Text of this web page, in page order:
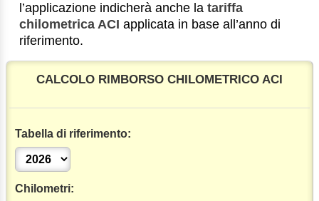
l’applicazione indicherà anche latariffa
chilometrica ACI applicata in base all’anno di
riferimento.
CALCOLO RIMBORSO CHILOMETRICO ACI
Tabella di riferimento:
Chilometri: